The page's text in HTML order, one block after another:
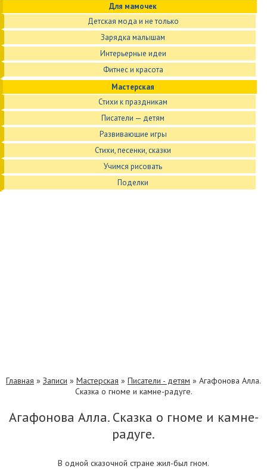
Для мамочек
Детская мода и не только
Зарядка малышам
Интерьерные идеи
Фитнес и красота
Мастерская
Стихи к праздникам
Писатели — детям
Развивающие игры
Стихи, песенки, сказки
Учимся рисовать
Поделки
Главная » Записи » Мастерская » Писатели - детям » Агафонова Алла.
Сказка о гноме и камне-радуге.
Агафонова Алла. Сказка о гноме и камне-
радуге.
В одной сказочной стране жил-был гном.